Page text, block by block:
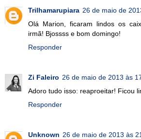
Trilhamarupiara 26 de maio de
Olá Marion, ficaram lindos os
irmã! Bjossss e bom domingo!
Responder
Zi Faleiro 26 de maio de 2013 às
Adoro tudo isso: reaproeitar! Ficou
Responder
Unknown 26 de maio de 2013 às